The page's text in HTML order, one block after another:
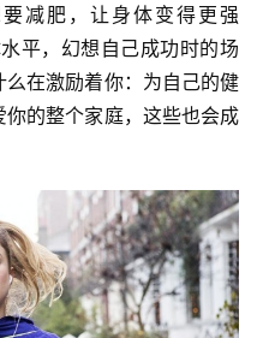
减肥，让身体变得更强
平，幻想自己成功时的场
在激励着你：为自己的健
的整个家庭，这些也会成